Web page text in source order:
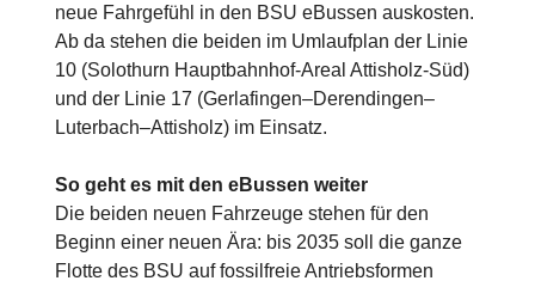
neue Fahrgefühl in den BSU eBussen auskosten.
Ab da stehen die beiden im Umlaufplan der Linie
10 (Solothurn Hauptbahnhof-Areal Attisholz-Süd)
und der Linie 17 (Gerlafingen–Derendingen–
Luterbach–Attisholz) im Einsatz.
So geht es mit den eBussen weiter
Die beiden neuen Fahrzeuge stehen für den
Beginn einer neuen Ära: bis 2035 soll die ganze
Flotte des BSU auf fossilfreie Antriebsformen